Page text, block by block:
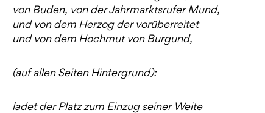
von Buden, von der Jahrmarktsrufer Mund,
und von dem Herzog der vorüberreitet
und von dem Hochmut von Burgund,
(auf allen Seiten Hintergrund):
ladet der Platz zum Einzug seiner Weite